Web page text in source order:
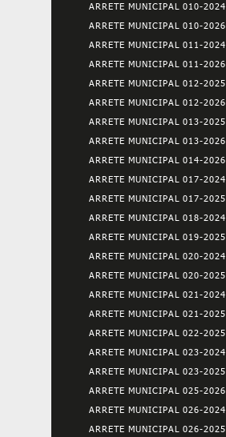
ARRETE MUNICIPAL 010-2024
ARRETE MUNICIPAL 010-2026
ARRETE MUNICIPAL 011-2024
ARRETE MUNICIPAL 011-2026
ARRETE MUNICIPAL 012-2025
ARRETE MUNICIPAL 012-2026
ARRETE MUNICIPAL 013-2025
ARRETE MUNICIPAL 013-2026
ARRETE MUNICIPAL 014-2026
ARRETE MUNICIPAL 017-2024
ARRETE MUNICIPAL 017-2025
ARRETE MUNICIPAL 018-2024
ARRETE MUNICIPAL 019-2025
ARRETE MUNICIPAL 020-2024
ARRETE MUNICIPAL 020-2025
ARRETE MUNICIPAL 021-2024
ARRETE MUNICIPAL 021-2025
ARRETE MUNICIPAL 022-2025
ARRETE MUNICIPAL 023-2024
ARRETE MUNICIPAL 023-2025
ARRETE MUNICIPAL 025-2026
ARRETE MUNICIPAL 026-2024
ARRETE MUNICIPAL 026-2025